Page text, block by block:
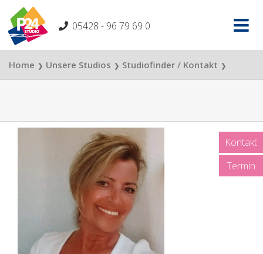
content
05428 - 96 79 69 0
Home ❯ Unsere Studios ❯ Studiofinder / Kontakt ❯
Kontakt
Termin